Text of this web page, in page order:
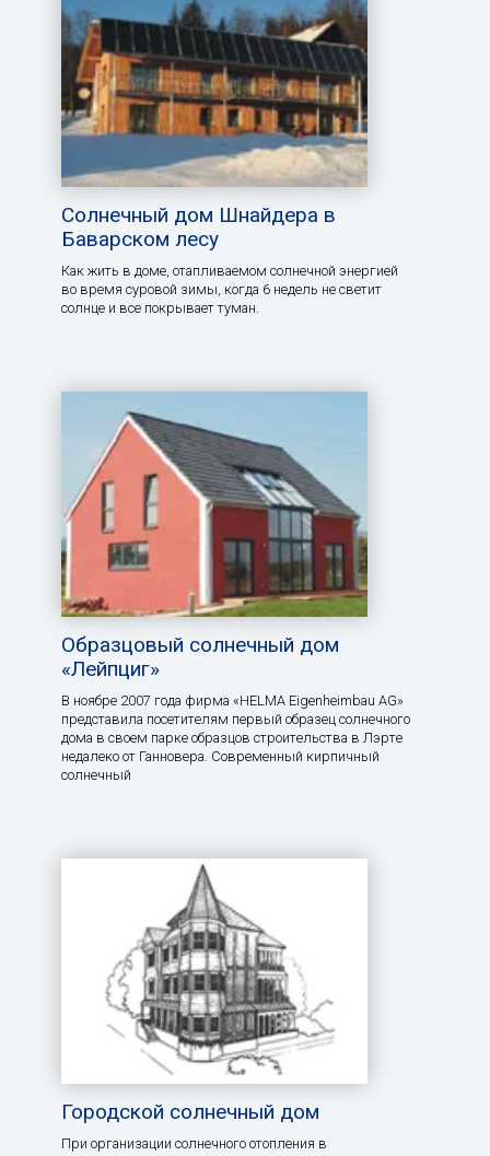
Солнечный дом Шнайдера в
Баварском лесу
Как жить в доме, отапливаемом солнечной энергией
во время суровой зимы, когда 6 недель не светит
солнце и все покрывает туман.
Образцовый солнечный дом
«Лейпциг»
В ноябре 2007 года фирма «HELMA Eigenheimbau AG»
представила посетителям первый образец солнечного
дома в своем парке образцов строительства в Лэрте
недалеко от Ганновера. Современный кирпичный
солнечный
Городской солнечный дом
При организации солнечного отопления в